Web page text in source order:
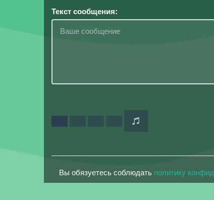
Текст сообщения:
Вы обязуетесь соблюдать политику